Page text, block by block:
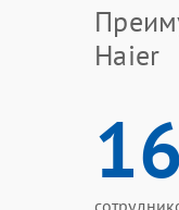
Haier
16